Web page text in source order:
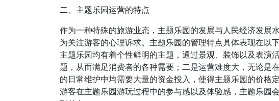
二、主题乐园运营的特点
作为一种特殊的旅游业态，主题乐园的发展与人民经济发展
为关注游客的心理诉求。主题乐园的管理特点具体表现在以
主题乐园均有着个性鲜明的主题，通过景观、装饰以及表演
题，从而满足消费者的各种需要；二是运营难度大，无论是
的日常维护中均需要大量的资金投入，使得主题乐园的价格
游客在主题乐园游玩过程中的参与感以及体验感，主题乐园